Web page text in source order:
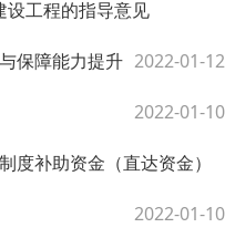
设工程的指导意见
2022-01-12
保障能力提升
2022-01-10
度补助资金（直达资金）
2022-01-10